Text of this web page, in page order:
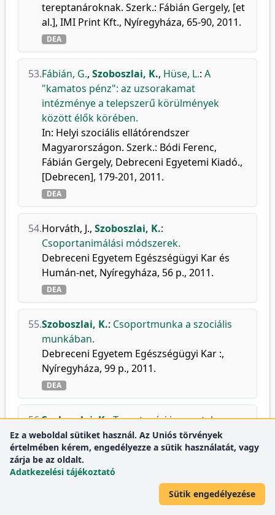
tereptanároknak. Szerk.: Fábián Gergely, [et
al.], IMI Print Kft., Nyíregyháza, 65-90, 2011.
DEA
53.Fábián, G., Szoboszlai, K., Hüse, L.: A
"kamatos pénz": az uzsorakamat
intézménye a telepszerű körülmények
között élők körében.
In: Helyi szociális ellátórendszer
Magyarországon. Szerk.: Bódi Ferenc,
Fábián Gergely, Debreceni Egyetemi Kiadó.,
[Debrecen], 179-201, 2011.
DEA
54.Horváth, J., Szoboszlai, K.:
Csoportanimálási módszerek.
Debreceni Egyetem Egészségügyi Kar és
Humán-net, Nyíregyháza, 56 p., 2011.
DEA
55.Szoboszlai, K.: Csoportmunka a szociális
munkában.
Debreceni Egyetem Egészségügyi Kar :,
Nyíregyháza, 99 p., 2011.
DEA
56.Szoboszlai, K.:Tereptanári ismeretek
alapjai.
In: Tereptanári ismeretek / [szerk. Orosi
Gábor Bence], Debreceni Egyetem
Egészségügyi Kar, Nyíregyháza, 16-35, 2011.
Ez a weboldal sütiket használ. Az Uniós törvények
értelmében kérem, engedélyezze a sütik használatát, vagy
zárja be az oldalt.
Adatkezelési tájékoztató
Sütik engedélyezése